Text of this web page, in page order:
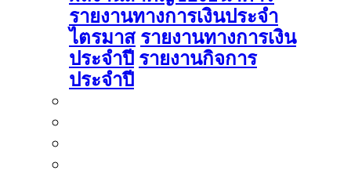
รายงานทางการเงินประจำ
ไตรมาส รายงานทางการเงิน
ประจำปี รายงานกิจการ
ประจำปี